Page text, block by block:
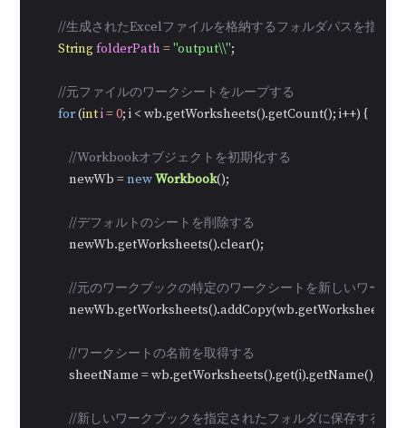
//生成されたExcelファイルを格納するフォルダパスを指定
StringfolderPath ="output\\";
//元ファイルのワークシートをループする
for (inti=0; i < wb.getWorksheets().getCount(); i++) {
//Workbookオブジェクトを初期化する
            newWb =
newWorkbook();
//デフォルトのシートを削除する
            newWb.getWorksheets().clear();
//元のワークブックの特定のワークシートを新しいワーク
//ワークシートの名前を取得する
            sheetName = wb.getWorksheets().get(i).getName();
//新しいワークブックを指定されたフォルダに保存する